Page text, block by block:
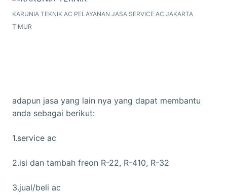
KARUNIA TEKNIK AC PELAYANAN JASA SERVICE AC JAKARTA
TIMUR
adapun jasa yang lain nya yang dapat membantu
anda sebagai berikut:
1.service ac
2.isi dan tambah freon R-22, R-410, R-32
3.jual/beli ac